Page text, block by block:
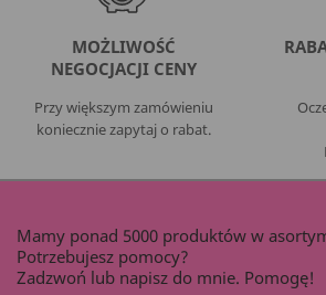
MOŻLIWOŚĆ
NEGOCJACJI CENY
Przy większym zamówieniu
koniecznie zapytaj o rabat.
Mamy ponad 5000 produktów w
Potrzebujesz pomocy?
Zadzwoń lub napisz do mnie. Pomogę!